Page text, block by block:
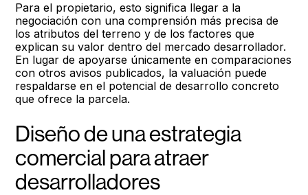
Para el propietario, esto significa llegar a la
negociación con una comprensión más precisa de
los atributos del terreno y de los factores que
explican su valor dentro del mercado desarrollador.
En lugar de apoyarse únicamente en comparaciones
con otros avisos publicados, la valuación puede
respaldarse en el potencial de desarrollo concreto
que ofrece la parcela.
Diseño de una estrategia
comercial para atraer
desarrolladores